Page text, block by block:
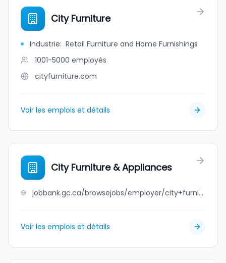
City Furniture
Industrie: Retail Furniture and Home Furnishings
1001-5000 employés
cityfurniture.com
Voir les emplois et détails
City Furniture & Appliances
jobbank.gc.ca/browsejobs/employer/city+furniture+%26+appliances/ca
Voir les emplois et détails